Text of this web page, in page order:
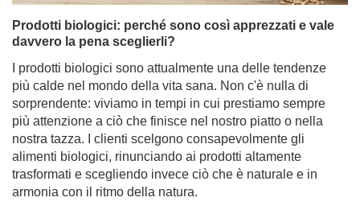
Prodotti biologici: perché sono così apprezzati e vale
davvero la pena sceglierli?
I prodotti biologici sono attualmente una delle tendenze
più calde nel mondo della vita sana. Non c'è nulla di
sorprendente: viviamo in tempi in cui prestiamo sempre
più attenzione a ciò che finisce nel nostro piatto o nella
nostra tazza. I clienti scelgono consapevolmente gli
alimenti biologici, rinunciando ai prodotti altamente
trasformati e scegliendo invece ciò che è naturale e in
armonia con il ritmo della natura.